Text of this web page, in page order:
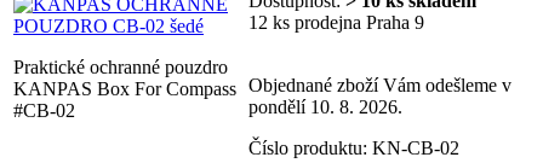
Praktické ochranné pouzdro
KANPAS Box For Compass
#CB-02
12 ks prodejna Praha 9
Objednané zboží Vám odešleme v
pondělí 10. 8. 2026.
Číslo produktu: KN-CB-02